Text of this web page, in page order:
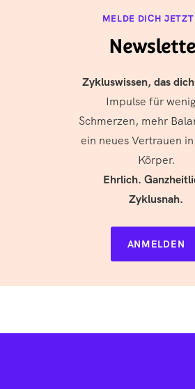
MELDE DICH
Zykluswissen, das
Impulse für
Schmerzen, mehr
ein neues Vertrauen
Körper.
Ehrlich.
Zyklusnah.
ANMELDEN